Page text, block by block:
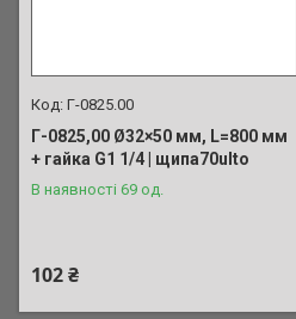
Г-0825.00
Г-0825,00 Ø32×50 мм, L=800 мм
+ гайка G1 1/4 | щипа70ulto
В наявності 69 од.
102 ₴